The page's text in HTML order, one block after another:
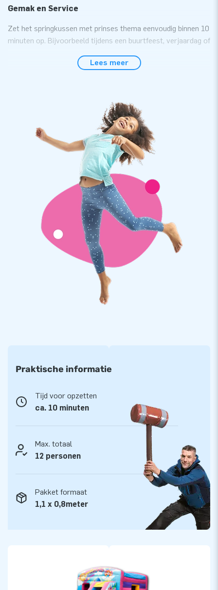
Gemak en Service
Zet het springkussen met prinses thema eenvoudig binnen 10
minuten op. Bijvoorbeeld tijdens een buurtfeest, verjaardag of
eenvoudig te transporteren door het compact opgerolde
houden. Het kussen wordt geleverd inclusief blower,
verankeringsmateriaal, een transportzak en een duidelijke
handleiding. Alles compleet voor een mooie beleving.
Kwaliteit en garantie
JB kussens zijn op meerdere punten verstevigd en
meervoudig gestikt en zijn gemaakt van sterk, hoge kwaliteit
PVC. Ze zijn daardoor duurzaam en eenvoudig schoon te
houden. De Maxi Multifun Prinses wordt tevens door JB
geleverd met 5 jaar garantie. Hierdoor lever jij met dit
product jarenlang optimaal speelplezier.
Koop dit overdekte springkussen met glijbaan in
prinses thema en bezorg jouw klanten de dag van hun leven!
Meer dan 15.000 klanten kozen ook voor JB
JB laat al meer dan 15 jaar mensen wereldwijd een gat in de
Lees meer
Praktische informatie
Tijd voor opzetten
ca. 10 minuten
Max. totaal
12 personen
Pakket formaat
1,1 x 0,8meter